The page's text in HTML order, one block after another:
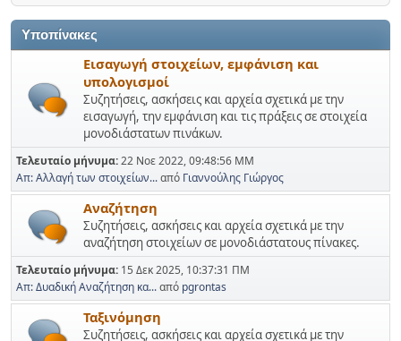
Υποπίνακες
Εισαγωγή στοιχείων, εμφάνιση και
υπολογισμοί
Συζητήσεις, ασκήσεις και αρχεία σχετικά με την
εισαγωγή, την εμφάνιση και τις πράξεις σε στοιχεία
μονοδιάστατων πινάκων.
Τελευταίο μήνυμα:22 Νοε 2022, 09:48:56 ΜΜ
Απ: Αλλαγή των στοιχείων...από Γιαννούλης Γιώργος
Αναζήτηση
Συζητήσεις, ασκήσεις και αρχεία σχετικά με την
αναζήτηση στοιχείων σε μονοδιάστατους πίνακες.
Τελευταίο μήνυμα: 15 Δεκ 2025, 10:37:31 ΠΜ
Απ: Δυαδική Αναζήτηση κα...από pgrontas
Ταξινόμηση
Συζητήσεις, ασκήσεις και αρχεία σχετικά με την